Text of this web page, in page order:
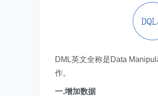
​DML英文全称是Data
作。
一.增加数据